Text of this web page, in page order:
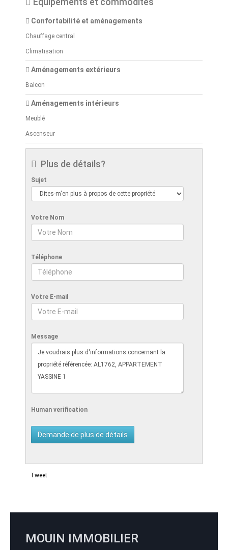
Confortabilité et aménagements
Chauffage central
Climatisation
Aménagements extérieurs
Balcon
Aménagements intérieurs
Meublé
Ascenseur
Plus de détails?
Sujet
Votre Nom
Téléphone
Votre E-mail
Message
Human verification
Tweet
MOUIN IMMOBILIER